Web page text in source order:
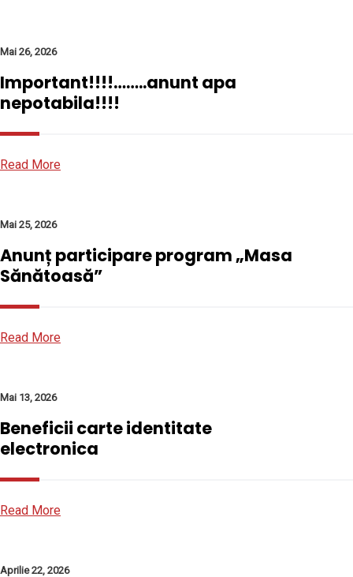
Mai 26, 2026
Important!!!!……..anunt apa
nepotabila!!!!
Read More
Mai 25, 2026
Anunț participare program „Masa
Sănătoasă”
Read More
Mai 13, 2026
Beneficii carte identitate
electronica
Read More
Aprilie 22, 2026